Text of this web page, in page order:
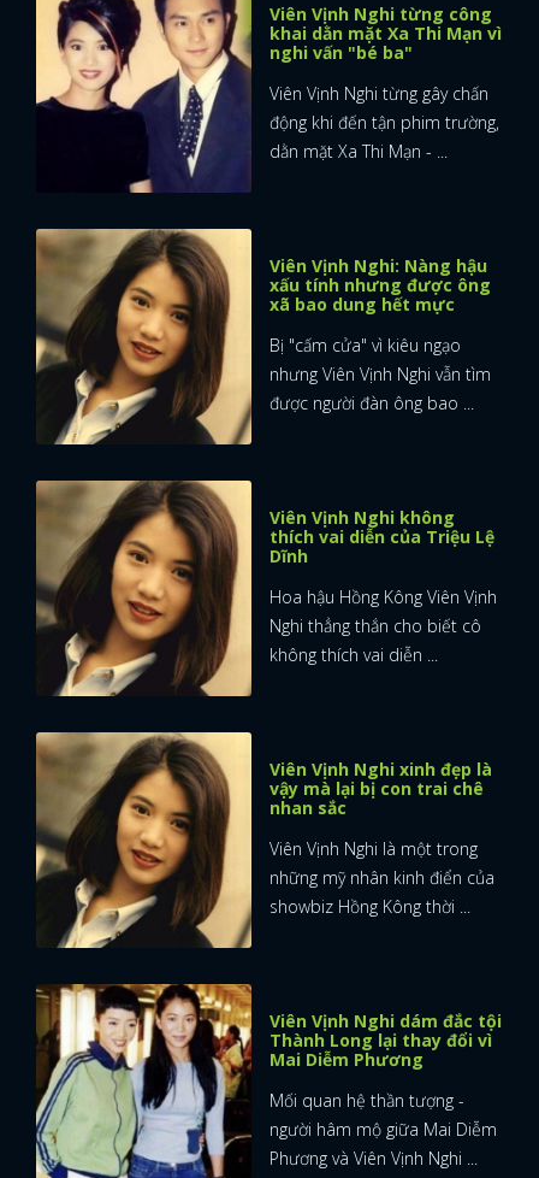
Viên Vịnh Nghi từng công
khai dằn mặt Xa Thi Mạn vì
nghi vấn "bé ba"
Viên Vịnh Nghi từng gây chấn
động khi đến tận phim trường,
dằn mặt Xa Thi Mạn - ...
Viên Vịnh Nghi: Nàng hậu
xấu tính nhưng được ông
xã bao dung hết mực
Bị "cấm cửa" vì kiêu ngạo
nhưng Viên Vịnh Nghi vẫn tìm
được người đàn ông bao ...
Viên Vịnh Nghi không
thích vai diễn của Triệu Lệ
Dĩnh
Hoa hậu Hồng Kông Viên Vịnh
Nghi thẳng thắn cho biết cô
không thích vai diễn ...
Viên Vịnh Nghi xinh đẹp là
vậy mà lại bị con trai chê
nhan sắc
Viên Vịnh Nghi là một trong
những mỹ nhân kinh điển của
showbiz Hồng Kông thời ...
Viên Vịnh Nghi dám đắc tội
Thành Long lại thay đổi vì
Mai Diễm Phương
Mối quan hệ thần tượng -
người hâm mộ giữa Mai Diễm
Phương và Viên Vịnh Nghi ...